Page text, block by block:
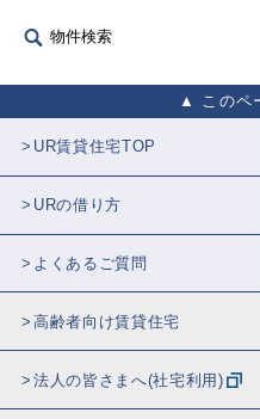
物件検索
このペ
UR賃貸住宅TOP
URの借り方
よくあるご質問
高齢者向け賃貸住宅
法人の皆さまへ(社宅利用)